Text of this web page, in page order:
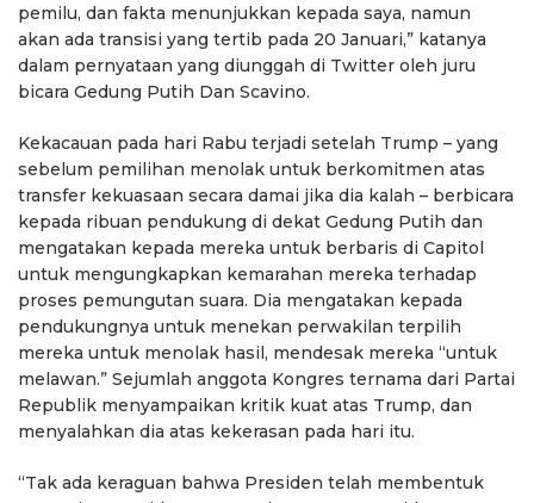
pemilu, dan fakta menunjukkan kepada saya, namun
akan ada transisi yang tertib pada 20 Januari,” katanya
dalam pernyataan yang diunggah di Twitter oleh juru
bicara Gedung Putih Dan Scavino.
Kekacauan pada hari Rabu terjadi setelah Trump – yang
sebelum pemilihan menolak untuk berkomitmen atas
transfer kekuasaan secara damai jika dia kalah – berbicara
kepada ribuan pendukung di dekat Gedung Putih dan
mengatakan kepada mereka untuk berbaris di Capitol
untuk mengungkapkan kemarahan mereka terhadap
proses pemungutan suara. Dia mengatakan kepada
pendukungnya untuk menekan perwakilan terpilih
mereka untuk menolak hasil, mendesak mereka “untuk
melawan.” Sejumlah anggota Kongres ternama dari Partai
Republik menyampaikan kritik kuat atas Trump, dan
menyalahkan dia atas kekerasan pada hari itu.
“Tak ada keraguan bahwa Presiden telah membentuk